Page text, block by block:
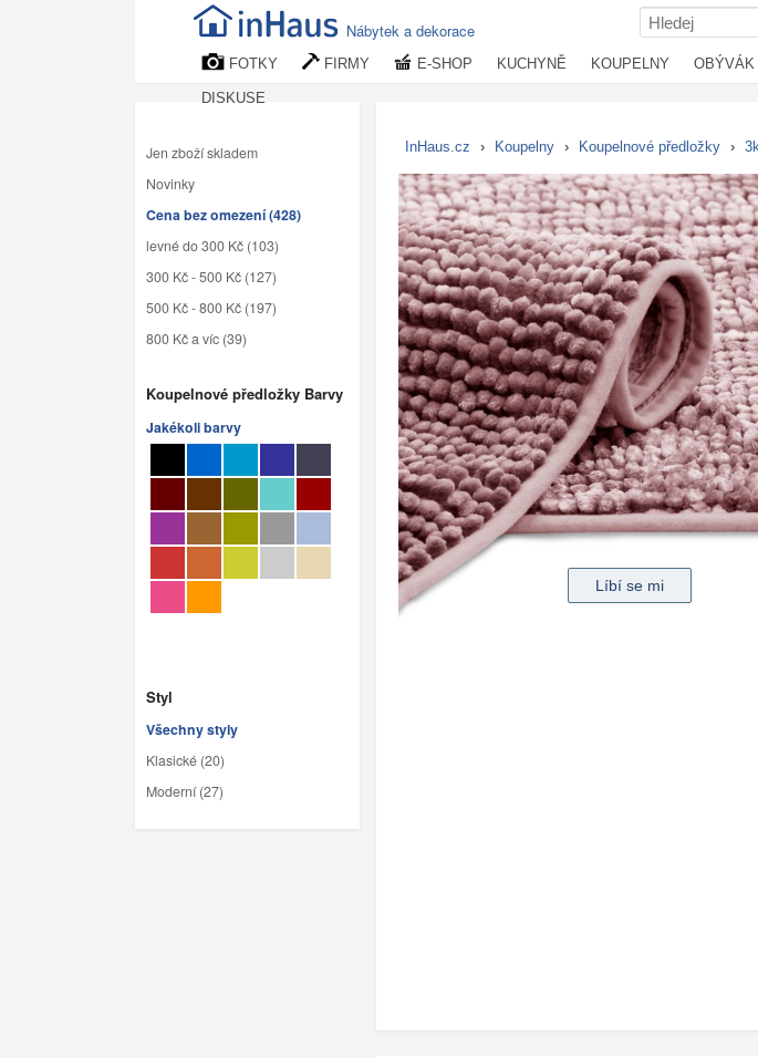
Nábytek a dekorace
FOTKY FIRMY E-SHOP KUCHYNĚ KOUPELNY OBÝVÁK
DISKUSE
Jen zboží skladem
Novinky
Cena bez omezení (428)
levné do 300 Kč (103)
300 Kč - 500 Kč (127)
500 Kč - 800 Kč (197)
800 Kč a víc (39)
Koupelnové předložky Barvy
Jakékoli barvy
Styl
Všechny styly
Klasické (20)
Moderní (27)
InHaus.cz › Koupelny › Koupelnové předložky ›